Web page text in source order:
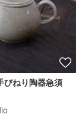
びねり陶器急須